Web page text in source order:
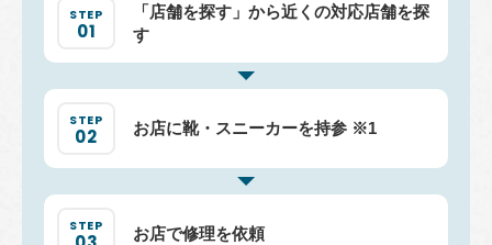
「店舗を探す」から近くの対応店舗を探
す
お店に靴・スニーカーを持参 ※1
お店で修理を依頼